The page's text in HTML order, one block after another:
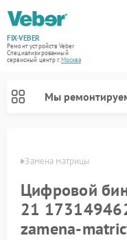
FIX-VEBER
Ремонт устройств Veber
Специализированный
cервисный центр г.Москва
Мы
Замена матрицы
Цифровой
21
zamena-